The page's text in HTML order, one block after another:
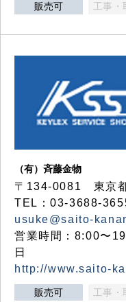
販売可 工事・
（有）斉藤金物
〒134-0081 東京
TEL：03-3688-
usuke@saito-
営業時間：8:00〜
日
http://www.saito-
販売可 工事・